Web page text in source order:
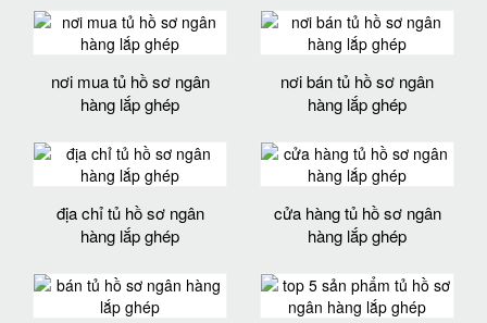
nơi mua tủ hồ sơ ngân
hàng lắp ghép
nơi bán tủ hồ sơ ngân
hàng lắp ghép
địa chỉ tủ hồ sơ ngân
hàng lắp ghép
cửa hàng tủ hồ sơ ngân
hàng lắp ghép